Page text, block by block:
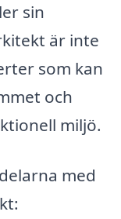
sin
är inte
som kan
och
miljö.
med